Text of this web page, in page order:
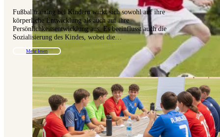
Fußballtraining bei Kindern wirkt sich sowohl auf ihre
körperliche Entwicklung als auch auf ihre
Persönlichkeitsentwicklung aus. Es beeinflusst auch die
Sozialisierung des Kindes, wobei die…
Mehr lesen